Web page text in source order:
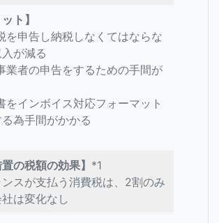
ト】
申告し納税しなくてはならな
が減る
者の申告をするための手間が
インボイス対応フォーマット
為手間がかかる
置の税額の効果】 *1
スが支払う消費税は、2割のみ
は変化なし